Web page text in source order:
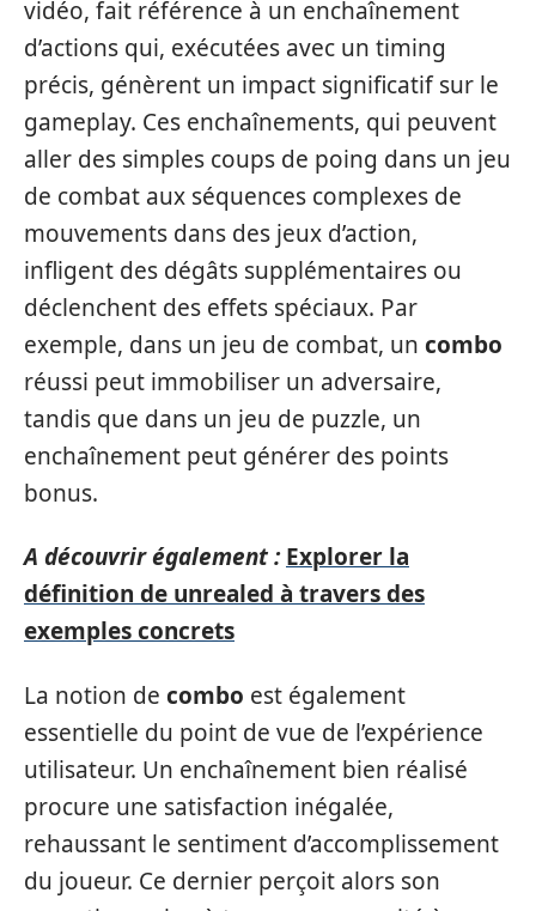
vidéo, fait référence à un enchaînement
d’actions qui, exécutées avec un timing
précis, génèrent un impact significatif sur le
gameplay. Ces enchaînements, qui peuvent
aller des simples coups de poing dans un jeu
de combat aux séquences complexes de
mouvements dans des jeux d’action,
infligent des dégâts supplémentaires ou
déclenchent des effets spéciaux. Par
exemple, dans un jeu de combat, un combo
réussi peut immobiliser un adversaire,
tandis que dans un jeu de puzzle, un
enchaînement peut générer des points
bonus.
A découvrir également : Explorer la
définition de unrealed à travers des
exemples concrets
La notion de combo est également
essentielle du point de vue de l’expérience
utilisateur. Un enchaînement bien réalisé
procure une satisfaction inégalée,
rehaussant le sentiment d’accomplissement
du joueur. Ce dernier perçoit alors son